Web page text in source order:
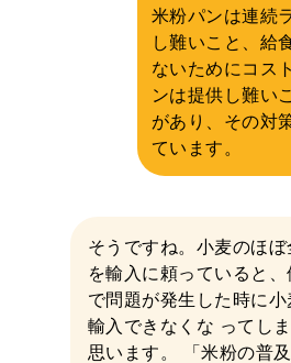
米粉パンは連続
し難いこと、給
ないためにコス
ンは提供し難い
があり、その対
ています。
そうですね。小麦のほぼ
を輸入に頼っていると、
で問題が発生した時に小
輸入できなくな ってし
思います。 「米粉の普